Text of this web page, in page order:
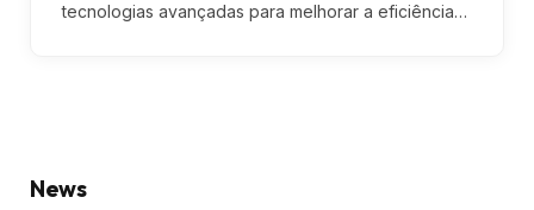
tecnologias avançadas para melhorar a eficiência…
News